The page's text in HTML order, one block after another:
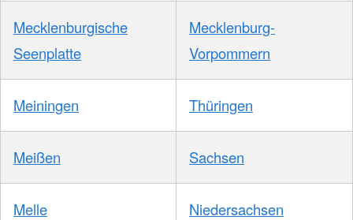
Mecklenburgische
Seenplatte
Mecklenburg-
Vorpommern
Meiningen Thüringen
Meißen Sachsen
Melle Niedersachsen